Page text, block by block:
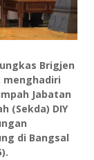
Brigjen
menghadiri
Jabatan
(Sekda) DIY
di Bangsal